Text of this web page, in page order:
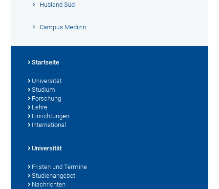
Hubland Süd
Campus Medizin
Startseite
Universität
Studium
Forschung
Lehre
Einrichtungen
International
Universität
Fristen und Termine
Studienangebot
Nachrichten